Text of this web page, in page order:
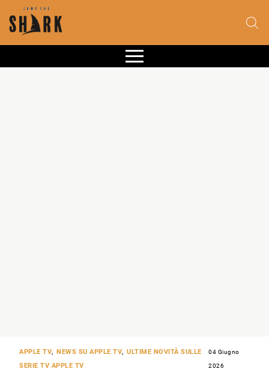
APPLE TV, NEWS SU APPLE TV,ULTIME NOVITÀ SULLE
SERIE TV APPLE TV
04 Giugno
2026